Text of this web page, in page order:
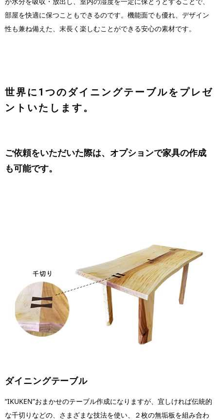
部屋を快適に保つこともできるのです。機能面でも優れ、デザイン
性も兼ね備えた、末長く楽しむことができる安心の素材です。
世界に1つのダイニングテーブルをプレゼ
ントいたします。
ご依頼をいただいた際は、オプションで家具の作成
も可能です。
ダイニングテーブル
“IKUKEN”おまかせのテーブル作成になりますが、宜しければ伝統的
な千切りなどの、さまざまな技法を使い、２枚の無垢板を組み合わ